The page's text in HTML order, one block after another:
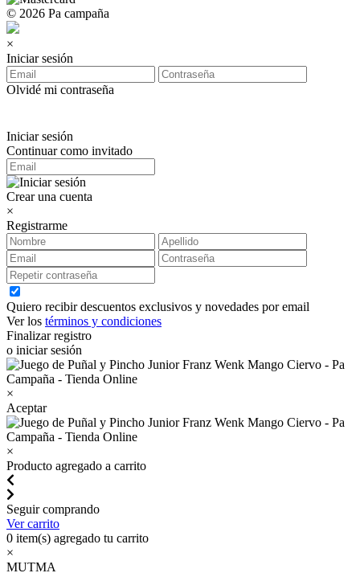
© 2026 Pa campaña
×
Iniciar sesión
Olvidé mi contraseña
Iniciar sesión
Continuar como invitado
Crear una cuenta
×
Registrarme
Quiero recibir descuentos exclusivos y novedades por email
Ver los términos y condiciones
Finalizar registro
o iniciar sesión
×
Aceptar
×
Producto agregado a carrito
Seguir comprando
Ver carrito
0 item(s) agregado tu carrito
×
MUTMA